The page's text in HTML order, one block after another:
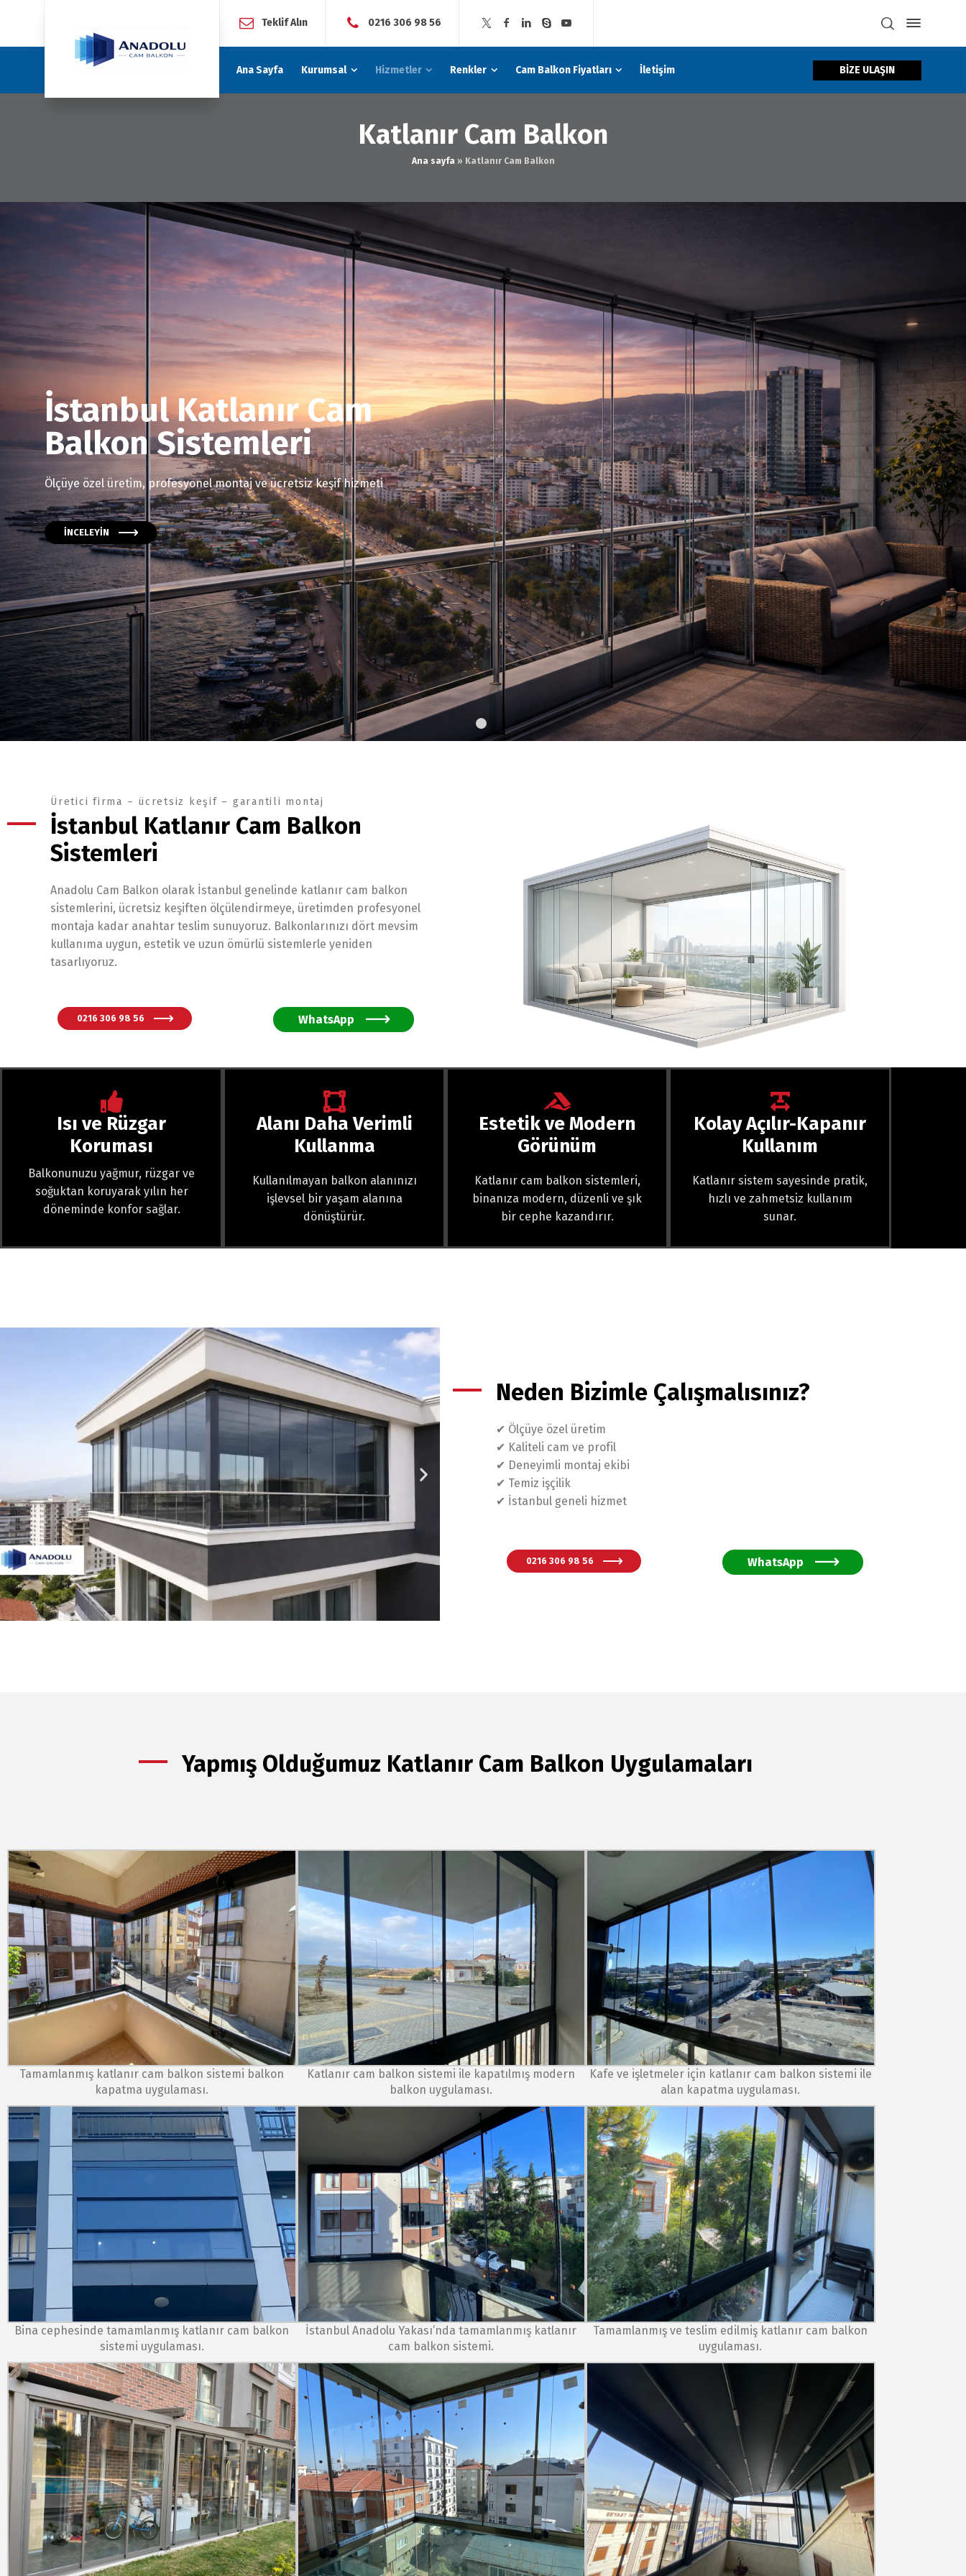
Teklif Alın 0216 306 98 56
Ana Sayfa Kurumsal Hizmetler Renkler Cam Balkon Fiyatları İletişim BİZE ULAŞIN
Katlanır Cam Balkon
Ana sayfa» Katlanır Cam Balkon
İstanbul Katlanır Cam
Balkon Sistemleri
Ölçüye özel üretim, profesyonel montaj ve ücretsiz keşif hizmeti
İNCELEYİN
Üretici firma – ücretsiz keşif – garantili montaj
İstanbul Katlanır Cam Balkon
Sistemleri
Anadolu Cam Balkon olarak İstanbul genelinde katlanır cam balkon
sistemlerini, ücretsiz keşiften ölçülendirmeye, üretimden profesyonel
montaja kadar anahtar teslim sunuyoruz. Balkonlarınızı dört mevsim
kullanıma uygun, estetik ve uzun ömürlü sistemlerle yeniden
tasarlıyoruz.
0216 306 98 56 WhatsApp
Isı ve Rüzgar
Koruması
Balkonunuzu yağmur, rüzgar ve
soğuktan koruyarak yılın her
döneminde konfor sağlar.
Alanı Daha Verimli
Kullanma
Kullanılmayan balkon alanınızı
işlevsel bir yaşam alanına
dönüştürür.
Estetik ve Modern
Görünüm
Katlanır cam balkon sistemleri,
binanıza modern, düzenli ve şık
bir cephe kazandırır.
Kolay Açılır-Kapanır
Kullanım
Katlanır sistem sayesinde pratik,
hızlı ve zahmetsiz kullanım
sunar.
Neden Bizimle Çalışmalısınız?
✔ Ölçüye özel üretim
✔ Kaliteli cam ve profil
✔ Deneyimli montaj ekibi
✔ Temiz işçilik
✔ İstanbul geneli hizmet
0216 306 98 56 WhatsApp
Yapmış Olduğumuz Katlanır Cam Balkon Uygulamaları
Tamamlanmış katlanır cam balkon sistemi balkon
kapatma uygulaması.
Katlanır cam balkon sistemi ile kapatılmış modern
balkon uygulaması.
Kafe ve işletmeler için katlanır cam balkon sistemi ile
alan kapatma uygulaması.
Bina cephesinde tamamlanmış katlanır cam balkon
sistemi uygulaması.
İstanbul Anadolu Yakası’nda tamamlanmış katlanır
cam balkon sistemi.
Tamamlanmış ve teslim edilmiş katlanır cam balkon
uygulaması.